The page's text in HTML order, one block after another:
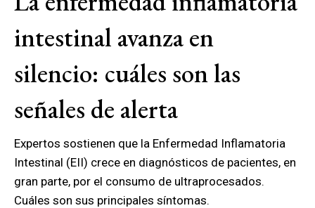
intestinal avanza en
silencio: cuáles son las
señales de alerta
Expertos sostienen que la Enfermedad Inflamatoria
Intestinal (EII) crece en diagnósticos de pacientes, en
gran parte, por el consumo de ultraprocesados.
Cuáles son sus principales síntomas.